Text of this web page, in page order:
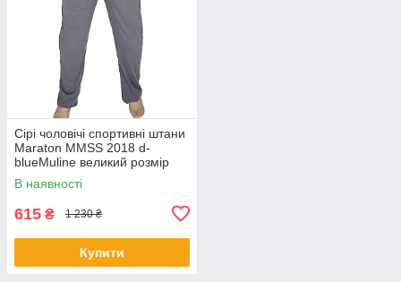
Сірі чоловічі спортивні штани
Maraton МMSS 2018 d-
blueMuline великий розмір
В наявності
615 ₴ 1 230 ₴
Купити